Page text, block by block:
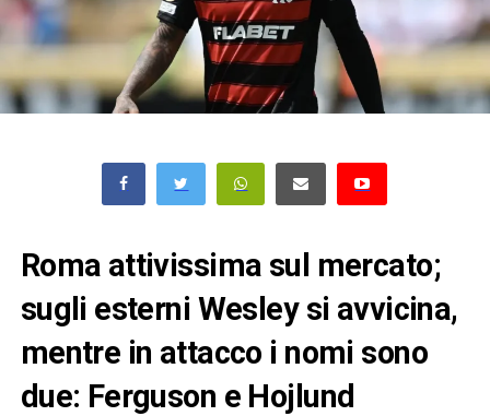
Roma attivissima sul mercato;
sugli esterni Wesley si avvicina,
mentre in attacco i nomi sono
due: Ferguson e Hojlund